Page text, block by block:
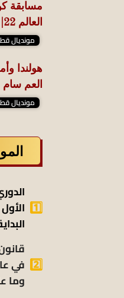
مسابقة
العالم 22| المغرب و كرواتيا
مونديال قطر
هولندا
العم سام
مونديال قطر
في
وما